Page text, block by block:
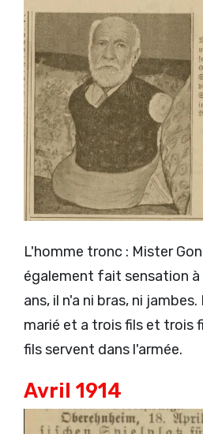
L'homme tronc : Mister
également fait sensation à
ans, il n'a ni bras, ni
marié et a trois fils et trois
fils servent dans l'armée.
Avril 1914